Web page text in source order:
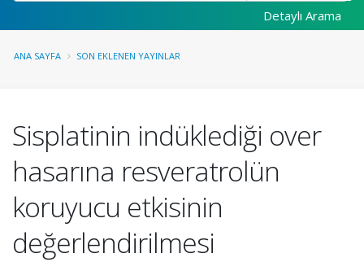
Detaylı Arama
ANA SAYFA SON EKLENEN YAYINLAR
Sisplatinin indüklediği over
hasarına resveratrolün
koruyucu etkisinin
değerlendirilmesi